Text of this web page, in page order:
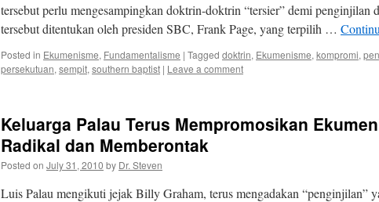
tersebut perlu mengesampingkan doktrin-doktrin “tersier” demi penginjilan
tersebut ditentukan oleh presiden SBC, Frank Page, yang terpilih …
Posted in Ekumenisme, Fundamentalisme | Tagged doktrin, Ekumenisme, kompromi,
persekutuan, sempit, southern baptist | Leave a comment
Keluarga Palau Terus Mempromosikan
Radikal dan Memberontak
Posted on July 31, 2010 by Dr. Steven
Luis Palau mengikuti jejak Billy Graham, terus mengadakan “penginjilan”